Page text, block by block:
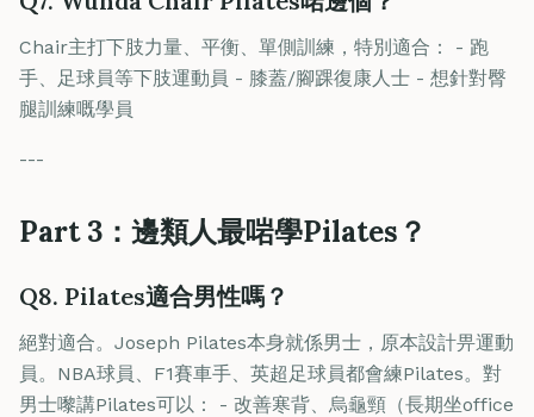
Chair主打下肢力量、平衡、單側訓練，特別適合： - 跑
手、足球員等下肢運動員 - 膝蓋/腳踝復康人士 - 想針對臀
腿訓練嘅學員
---
Part 3：邊類人最啱學Pilates？
Q8. Pilates適合男性嗎？
絕對適合。Joseph Pilates本身就係男士，原本設計畀運動
員。NBA球員、F1賽車手、英超足球員都會練Pilates。對
男士嚟講Pilates可以： - 改善寒背、烏龜頸（長期坐office